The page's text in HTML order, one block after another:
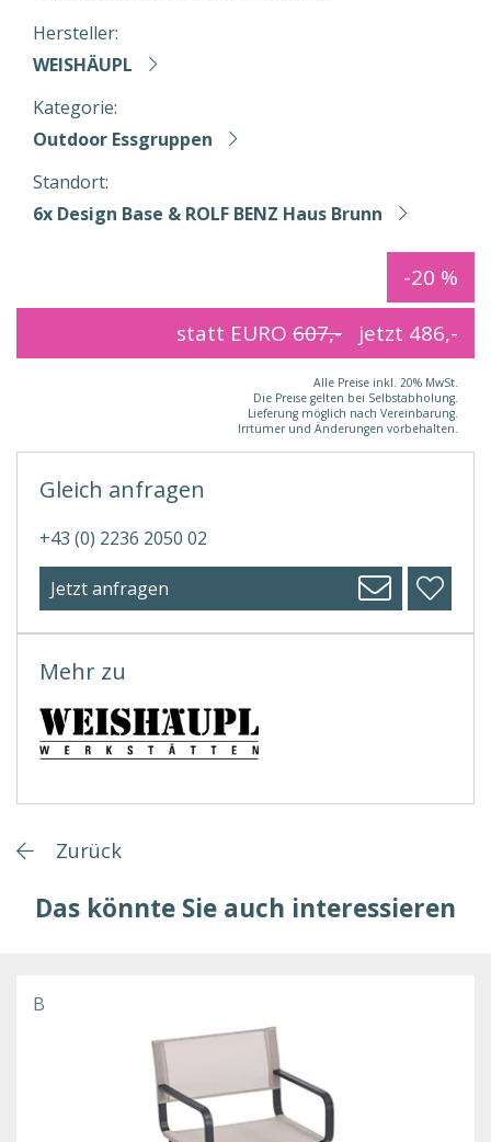
Hersteller:
WEISHÄUPL
Kategorie:
Outdoor Essgruppen
Standort:
6x Design Base & ROLF BENZ Haus Brunn
-20 %
statt EURO 607,- jetzt 486,-
Alle Preise inkl. 20% MwSt.
Die Preise gelten bei Selbstabholung.
Lieferung möglich nach Vereinbarung.
Irrtümer und Änderungen vorbehalten.
Mehr zu
Gleich anfragen
+43 (0) 2236 2050 02
Jetzt anfragen
Zurück
Das könnte Sie auch interessieren
B